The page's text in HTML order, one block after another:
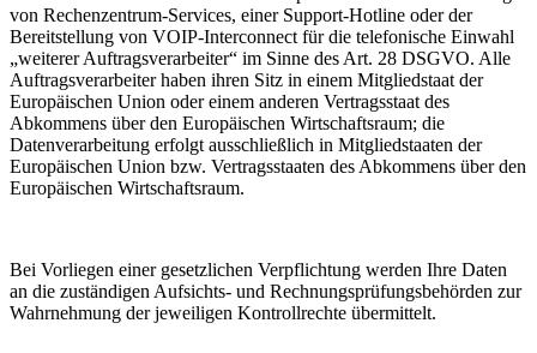
von Rechenzentrum-Services, einer Support-Hotline oder der
Bereitstellung von VOIP-Interconnect für die telefonische Einwahl
„weiterer Auftragsverarbeiter“ im Sinne des Art. 28 DSGVO. Alle
Auftragsverarbeiter haben ihren Sitz in einem Mitgliedstaat der
Europäischen Union oder einem anderen Vertragsstaat des
Abkommens über den Europäischen Wirtschaftsraum; die
Datenverarbeitung erfolgt ausschließlich in Mitgliedstaaten der
Europäischen Union bzw. Vertragsstaaten des Abkommens über den
Europäischen Wirtschaftsraum.
Bei Vorliegen einer gesetzlichen Verpflichtung werden Ihre Daten
an die zuständigen Aufsichts- und Rechnungsprüfungsbehörden zur
Wahrnehmung der jeweiligen Kontrollrechte übermittelt.